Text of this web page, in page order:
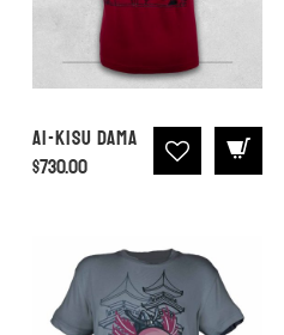
Ai-Kisu Dama
$730.00